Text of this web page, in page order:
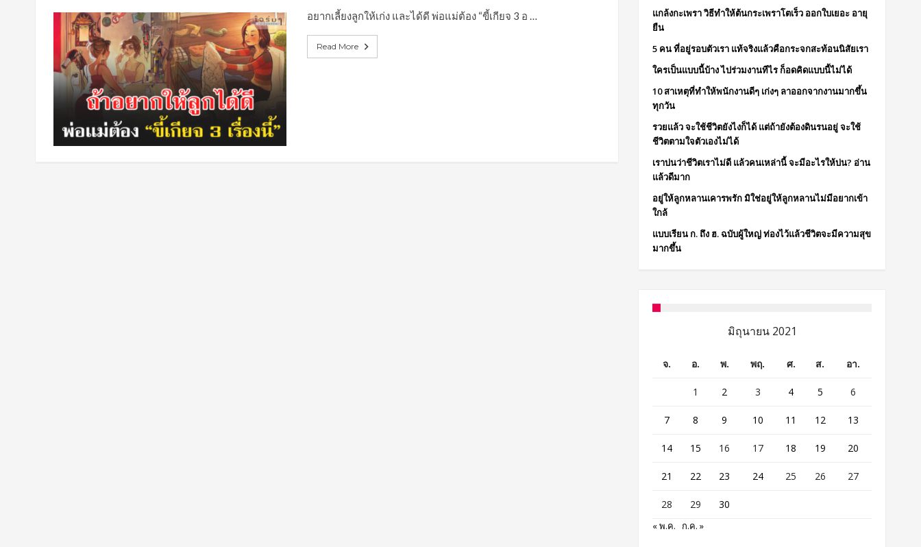
อยากเลี้ยงลูกให้เก่ง และได้ดี พ่อแม่ต้อง “ขี้เกียจ 3 อ …
Read More
แกล้งกะเพรา วิธีทำให้ต้นกระเพราโตเร็ว ออกใบเยอะ อายุ
ยืน
5 คน ที่อยู่รอบตัวเรา แท้จริงแล้วคือกระจกสะท้อนนิสัยเรา
ใครเป็นแบบนี้บ้าง ไปร่วมงานทีไร ก็อดคิดแบบนี้ไม่ได้
10 สาเหตุที่ทำให้พนักงานดีๆ เก่งๆ ลาออกจากงานมากขึ้น
ทุกวัน
รวยแล้ว จะใช้ชีวิตยังไงก็ได้ แต่ถ้ายังต้องดินรนอยู่ จะใช้
ชีวิตตามใจตัวเองไม่ได้
เราบ่นว่าชีวิตเราไม่ดี แล้วคนเหล่านี้ จะมีอะไรให้บ่น? อ่าน
แล้วดีมาก
อยู่ให้ลูกหลานเคารพรัก มิใช่อยู่ให้ลูกหลานไม่มีอยากเข้า
ใกล้
แบบเรียน ก. ถึง ฮ. ฉบับผู้ใหญ่ ท่องไว้แล้วชีวิตจะมีความสุข
มากขึ้น
มิถุนายน 2021
จ. อ. พ. พฤ. ศ. ส. อา.
1 2 3 4 5 6
7 8 9 10 11 12 13
14 15 16 17 18 19 20
21 22 23 24 25 26 27
28 29 30
« พ.ค. ก.ค. »